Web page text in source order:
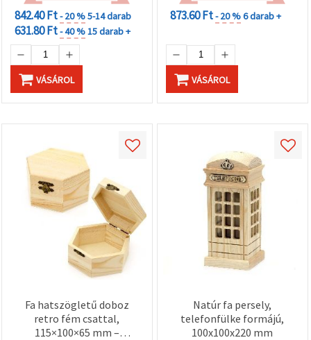
842.40 Ft- 20 %5-14 darab
631.80 Ft- 40 %15 darab +
VÁSÁROL
873.60 Ft- 20 %6 darab +
VÁSÁROL
Fa hatszögletű doboz
retro fém csattal,
115×100×65 mm –
Natúr fa persely,
telefonfülke formájú,
100x100x220 mm